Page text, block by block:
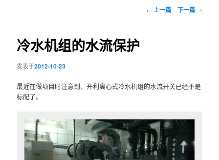
文
← 上一篇 下一篇 →
冷水机组的水流保护
发表于2012-10-23
最近在做项目时注意到，开利离心式冷水机组的水流开关已经不是
标配了。